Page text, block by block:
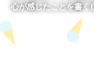
心が感じたことを書く